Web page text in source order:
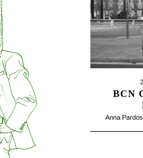
BCN
Anna Pardos